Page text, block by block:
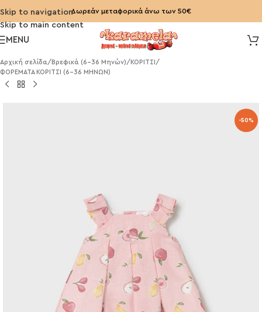
Skip to navigation
Skip to main content
Δωρεάν μεταφορικά άνω των 50€
MENU
Αρχική σελίδα/ Βρεφικά (6-36 Μηνών)/ ΚΟΡΙΤΣΙ /
ΦΟΡΕΜΑΤΑ ΚΟΡΙΤΣΙ (6-36 ΜΗΝΩΝ)
-50%